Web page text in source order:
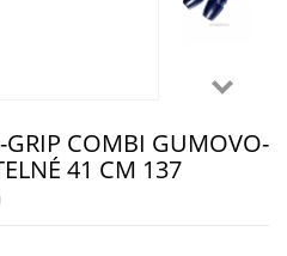
GRIP COMBI GUMOVO-
41 CM 137